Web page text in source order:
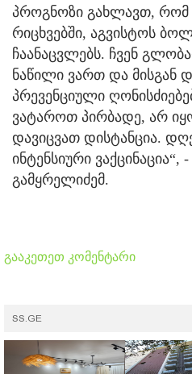
პროგნოზი გახლავთ, რომ
რიცხვებში, აგვისტოს
ჩაანაცვლებს. ჩვენ
ნაწილი ვართ და მისგან
პრევენციული
ვატაროთ პირბადე, არ
დავიცვათ დისტანცია.
ინტენსიური ვაქცინაცია“,
გამყრელიძემ.
გააკეთეთ კომენტარი
SS.GE